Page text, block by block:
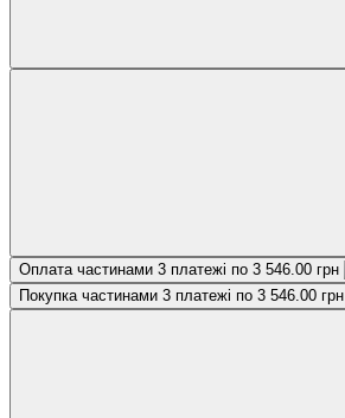
Оплата частинами 3 платежі по 3 546.00 грн
Покупка частинами 3 платежі по 3 546.00 грн